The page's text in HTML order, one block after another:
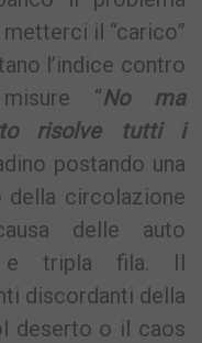
il “carico”
l’indice contro
“No ma
risolve tutti i
postando una
circolazione
delle auto
e tripla fila. Il
discordanti della
deserto o il caos